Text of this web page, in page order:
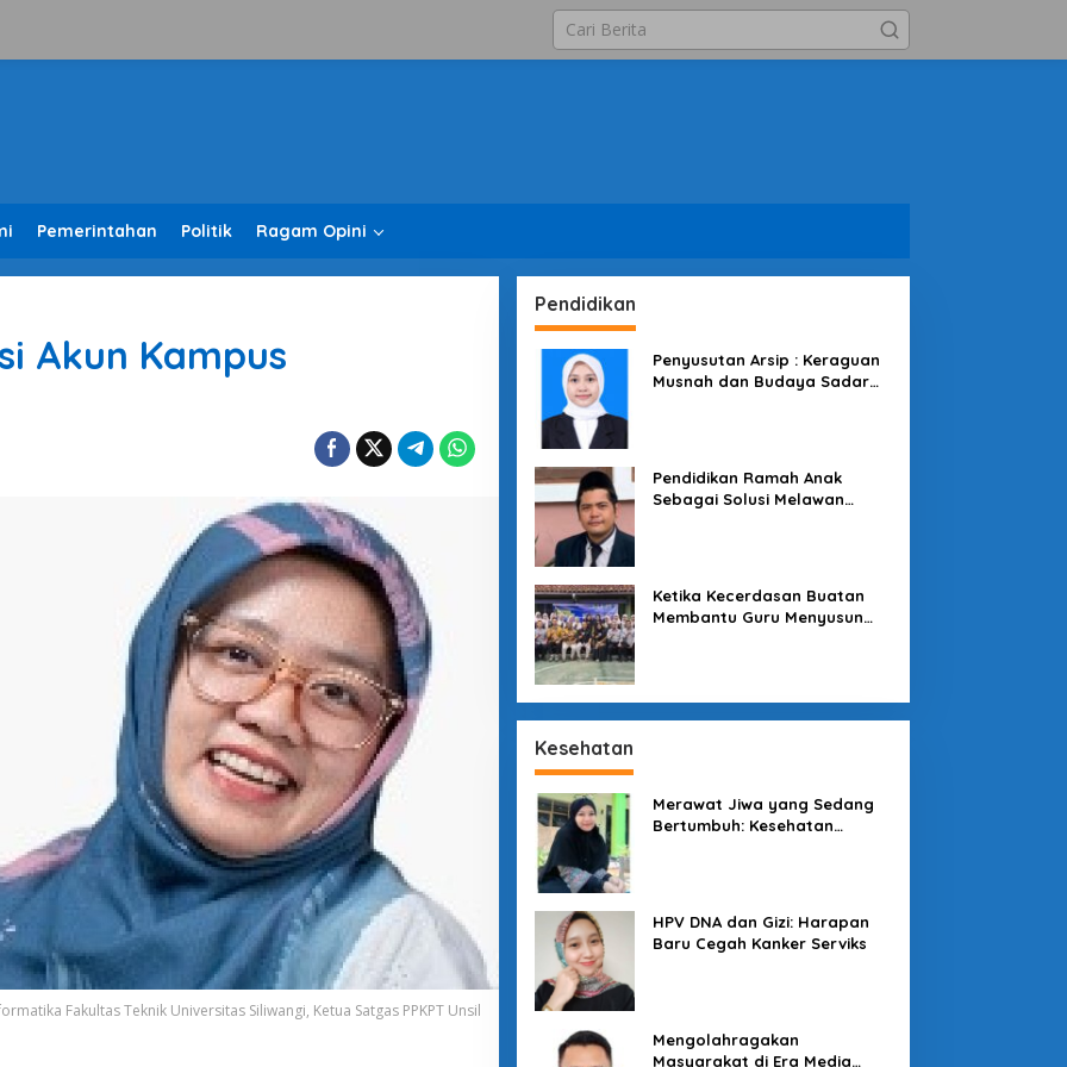
Pemerintahan Politik Ragam Opini
Akun Kampus
Fakultas Teknik Universitas Siliwangi, Ketua Satgas PPKPT Unsil
Pendidikan
Penyusutan Arsip : Keraguan
Musnah dan Budaya Sadar
Pendidikan Ramah Anak
Sebagai Solusi Melawan
Ketika Kecerdasan Buatan
Membantu Guru Menyusun
Kesehatan
Merawat Jiwa yang Sedang
Bertumbuh: Kesehatan
HPV DNA dan Gizi: Harapan
Baru Cegah Kanker Serviks
Mengolahragakan
Masyarakat di Era Media